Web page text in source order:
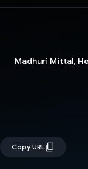
Madhuri Mittal,